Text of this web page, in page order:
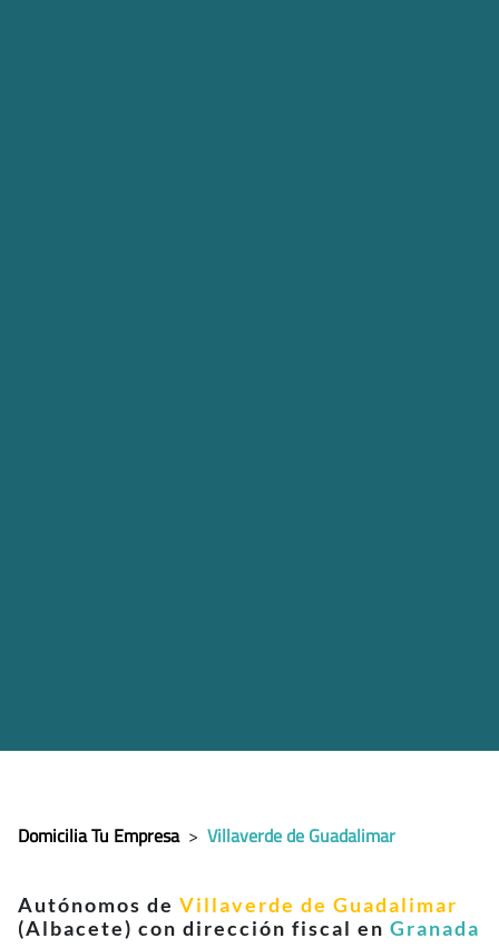
Domicilia Tu Empresa > Villaverde de Guadalimar
Autónomos de Villaverde de Guadalimar
(Albacete) con dirección fiscal en Granada